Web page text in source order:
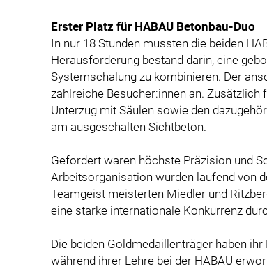
Erster Platz für HABAU Betonbau-Duo
In nur 18 Stunden mussten die beiden
Herausforderung bestand darin, eine
Systemschalung zu kombinieren. Der
zahlreiche Besucher:innen an.
Unterzug mit Säulen sowie den
am ausgeschalten Sichtbeton.
Gefordert waren höchste Präzision und
Arbeitsorganisation wurden laufend von
Teamgeist meisterten Miedler und
eine starke internationale Konkurrenz
Die beiden Goldmedaillenträger haben
während ihrer Lehre bei der HABAU